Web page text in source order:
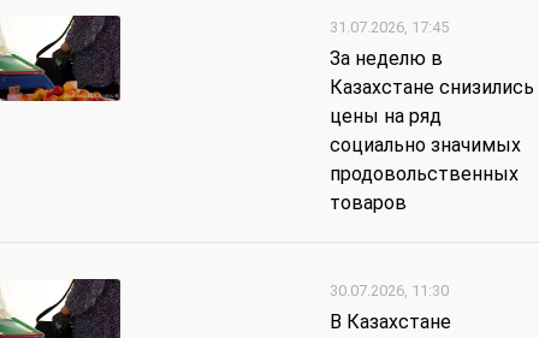
31.07.2026, 17:45
За неделю в
Казахстане снизились
цены на ряд
социально значимых
продовольственных
товаров
30.07.2026, 11:30
В Казахстане